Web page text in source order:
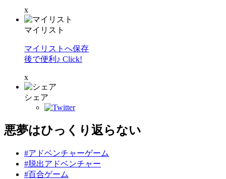
x
マイリスト
マイリストへ保存
後で便利♪ Click!
x
シェア
悪夢はひっくり返らない
#アドベンチャーゲーム
#脱出アドベンチャー
#百合ゲーム